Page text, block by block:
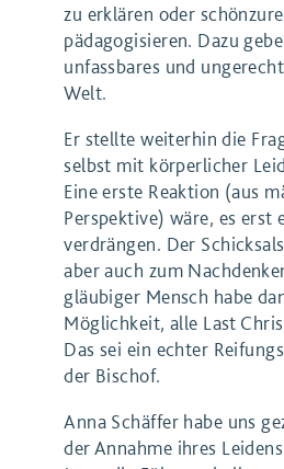
zu erklären oder
pädagogisieren. Dazu
unfassbares und
Welt.
Er stellte weiterhin die
selbst mit körperlicher
Eine erste Reaktion (aus
Perspektive) wäre, es erst
verdrängen. Der
aber auch zum
gläubiger Mensch habe
Möglichkeit, alle Last
Das sei ein echter
der Bischof.
Anna Schäffer habe uns
der Annahme ihres